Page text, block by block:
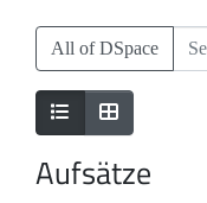
All of DSpace
Aufsätze